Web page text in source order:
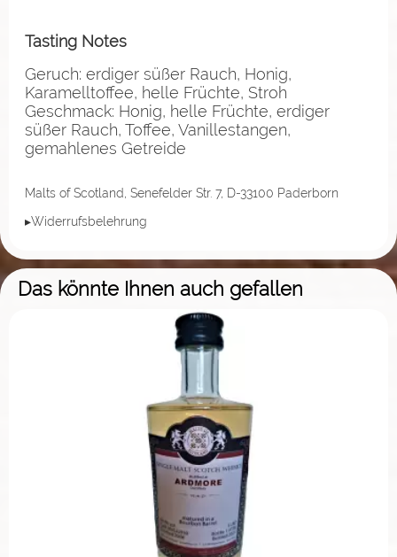
Tasting Notes
Geruch: erdiger süßer Rauch, Honig,
Karamelltoffee, helle Früchte, Stroh
Geschmack: Honig, helle Früchte, erdiger
süßer Rauch, Toffee, Vanillestangen,
gemahlenes Getreide
Malts of Scotland, Senefelder Str. 7, D-33100 Paderborn
▸Widerrufsbelehrung
Das könnte Ihnen auch gefallen